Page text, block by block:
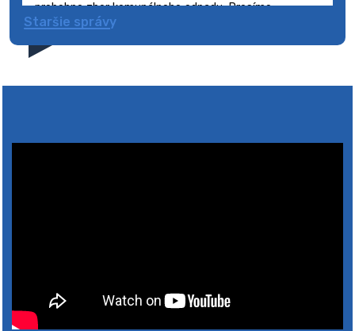
prebehne zber komunálneho odpadu. Prosíme
obyvateľov, aby smetné nádoby s odpadom vyložili
5. augusta 2026 08:41
Staršie správy